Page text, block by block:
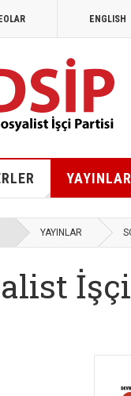
ENGLISH
YAYINLAR
YAYINLAR
İşçi